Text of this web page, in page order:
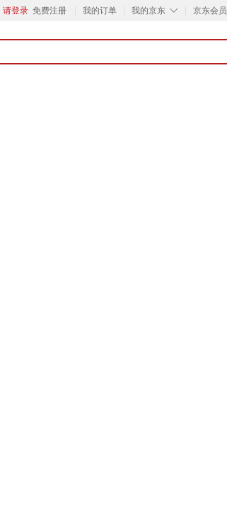
请登录 免费注册 我的订单 ◇
我的京东 京东会员